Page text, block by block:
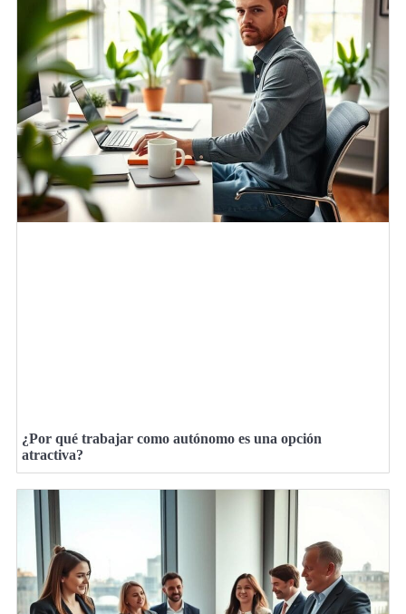
¿Por qué trabajar como autónomo es una opción
atractiva?